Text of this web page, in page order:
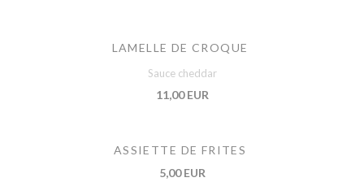
LAMELLE DE CROQUE
Sauce cheddar
11,00 EUR
ASSIETTE DE FRITES
5,00 EUR